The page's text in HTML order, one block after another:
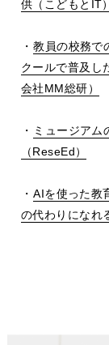
供（こどもと IT）
・教員の校務で
クールで普及し
会社MM総研）
・ ミュージアム
（ReseEd）
・AIを使った教
の代わりになれ